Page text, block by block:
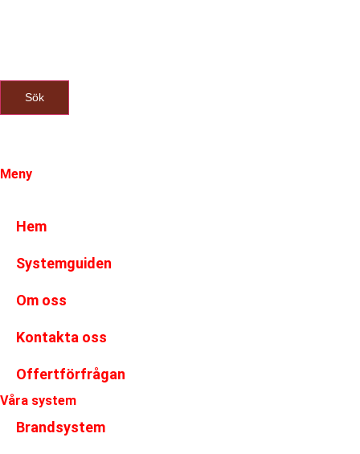
Sök
Meny
Hem
Systemguiden
Om oss
Kontakta oss
Offertförfrågan
Våra system
Brandsystem